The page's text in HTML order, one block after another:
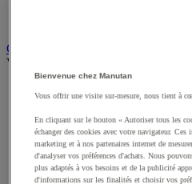
Convoyeur
Voir toute la catégorie
Accessoires pour convoyeur
Bille de manutention
Convoyeur à rouleaux
Convoyeur extensible et
Convoyeur motorisé à bande
Convoyeur pour palettes
Rail et barrette de manutention
Bienvenue chez Manutan
Vous offrir une visite sur-mesure, nous tient à
En cliquant sur le bouton « Autoriser tous les
échanger des cookies avec votre navigateur.
marketing et à nos partenaires internet de
d'analyser vos préférences d'achats. Nous
plus adaptés à vos besoins et de la publicité
d'informations sur les finalités et choisir vos